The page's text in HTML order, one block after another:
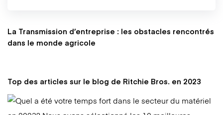
La Transmission d’entreprise : les obstacles rencontrés
dans le monde agricole
Top des articles sur le blog de Ritchie Bros. en 2023